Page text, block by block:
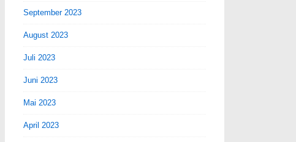
September 2023
August 2023
Juli 2023
Juni 2023
Mai 2023
April 2023